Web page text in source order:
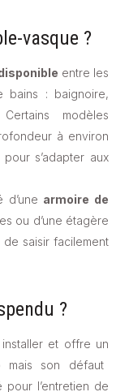
vasque ?
entre les
bains : baignoire,
modèles
à environ
pour s’adapter aux
armoire de
ou d’une étagère
saisir facilement
?
et offre un
mais son défaut
l’entretien de